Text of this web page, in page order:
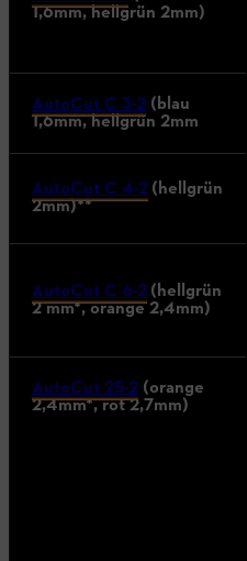
1,6mm, hellgrün 2mm)
AutoCut C 3-2 (blau
1,6mm, hellgrün 2mm
AutoCut C 4-2(hellgrün
2mm)**
AutoCut C 6-2(hellgrün
2 mm*, orange 2,4mm)
AutoCut 25-2 (orange
2,4mm*, rot 2,7mm)